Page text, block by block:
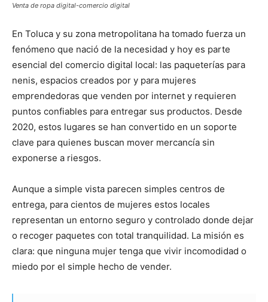
Venta de ropa digital-comercio digital
En Toluca y su zona metropolitana ha tomado fuerza un
fenómeno que nació de la necesidad y hoy es parte
esencial del comercio digital local: las paqueterías para
nenis, espacios creados por y para mujeres
emprendedoras que venden por internet y requieren
puntos confiables para entregar sus productos. Desde
2020, estos lugares se han convertido en un soporte
clave para quienes buscan mover mercancía sin
exponerse a riesgos.
Aunque a simple vista parecen simples centros de
entrega, para cientos de mujeres estos locales
representan un entorno seguro y controlado donde dejar
o recoger paquetes con total tranquilidad. La misión es
clara: que ninguna mujer tenga que vivir incomodidad o
miedo por el simple hecho de vender.